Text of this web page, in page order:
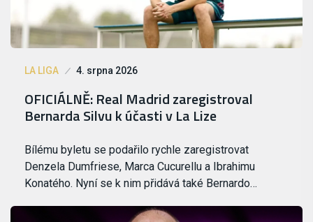
LA LIGA 4. srpna 2026
OFICIÁLNĚ: Real Madrid zaregistroval
Bernarda Silvu k účasti v La Lize
Bílému byletu se podařilo rychle zaregistrovat
Denzela Dumfriese, Marca Cucurellu a Ibrahimu
Konatého. Nyní se k nim přidává také Bernardo…